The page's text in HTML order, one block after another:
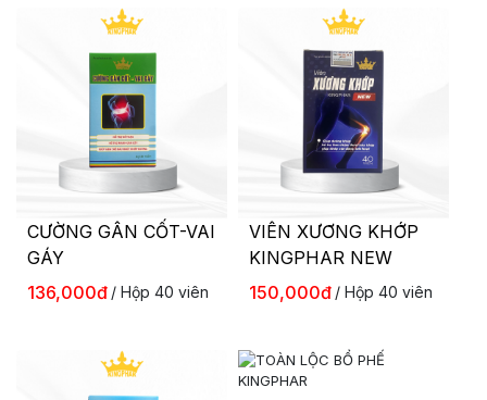
CƯỜNG GÂN CỐT-VAI
GÁY
136,000đ / Hộp 40 viên
VIÊN XƯƠNG KHỚP
KINGPHAR NEW
150,000đ / Hộp 40 viên